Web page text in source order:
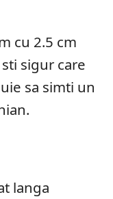
cu 2.5 cm
sigur care
sa simti un
langa